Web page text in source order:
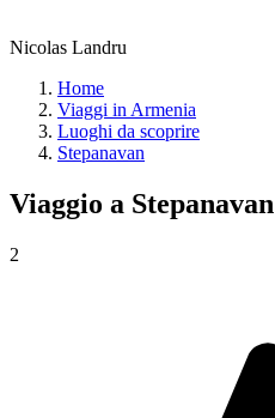
Nicolas Landru
Home
Viaggi in Armenia
Luoghi da scoprire
Stepanavan
Viaggio a Stepanavan
2